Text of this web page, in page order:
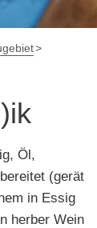
Öl,
(gerät
in Essig
herber Wein